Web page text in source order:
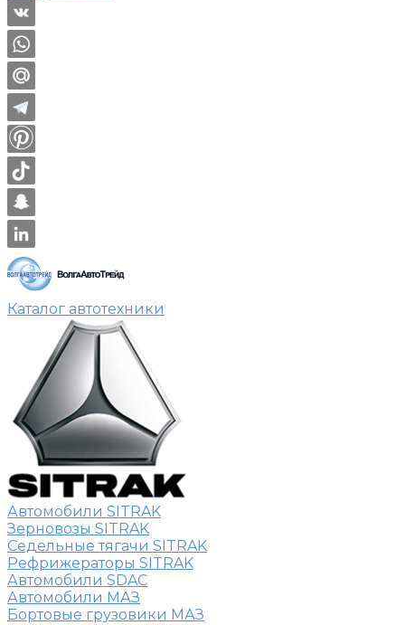
Каталог автотехники
Автомобили SITRAK
Зерновозы SITRAK
Седельные тягачи SITRAK
Рефрижераторы SITRAK
Автомобили SDAC
Автомобили МАЗ
Бортовые грузовики МАЗ